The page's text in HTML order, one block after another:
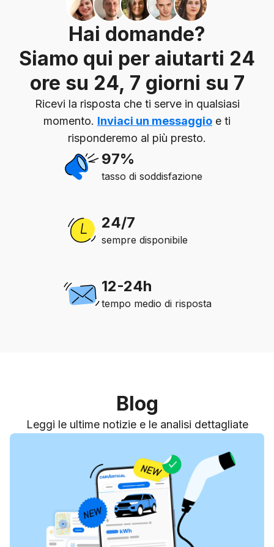
Hai domande?
Siamo qui per aiutarti 24
ore su 24, 7 giorni su 7
Ricevi la risposta che ti serve in qualsiasi
momento. Inviaci un messaggio e ti
risponderemo al più presto.
97%
tasso di soddisfazione
24/7
sempre disponibile
12-24h
tempo medio di risposta
Blog
Leggi le ultime notizie e le analisi dettagliate